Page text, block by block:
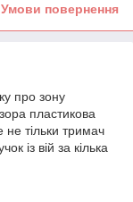
Умови повернення
про зону
пластикова
тільки тримач
із вій за кілька